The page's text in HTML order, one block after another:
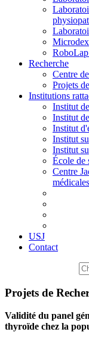
Recherche
Centre
Projets
Institutions
Institut
Institut
Institut
Institut
Institut
École de
Centre
médicales
USJ
Contact
Projets de
Validité du panel
thyroïde chez la